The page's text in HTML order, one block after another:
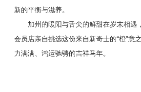
新的平衡与滋养。
加州的暖阳与舌尖的鲜甜在岁末相遇
会员店亲自挑选这份来自新奇士的“橙”意
力满满、鸿运驰骋的吉祥马年。